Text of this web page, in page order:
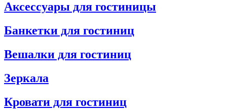
Аксессуары для гостиницы
Банкетки для гостиниц
Вешалки для гостиниц
Зеркала
Кровати для гостиниц